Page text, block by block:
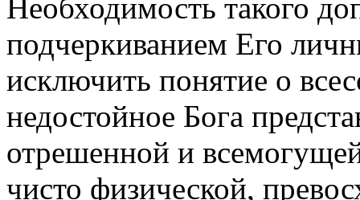
Необходимость такого
подчеркиванием Его
исключить понятие о
недостойное Бога
отрешенной и
чисто физической,